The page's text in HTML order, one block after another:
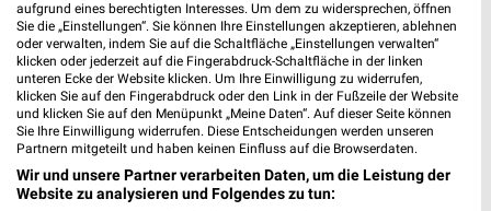
Sport 2000 Prospekte, Angebote & Aktionen
SportScheck Prospekte, Angebote & Aktionen
für Hamburg
aufgrund eines berechtigten Interesses. Um dem zu widersprechen, öffnen
Sie die „Einstellungen“. Sie können Ihre Einstellungen akzeptieren, ablehnen
oder verwalten, indem Sie auf die Schaltfläche „Einstellungen verwalten“
klicken oder jederzeit auf die Fingerabdruck-Schaltfläche in der linken
unteren Ecke der Website klicken. Um Ihre Einwilligung zu widerrufen,
klicken Sie auf den Fingerabdruck oder den Link in der Fußzeile der Website
und klicken Sie auf den Menüpunkt „Meine Daten“. Auf dieser Seite können
Sie Ihre Einwilligung widerrufen. Diese Entscheidungen werden unseren
Partnern mitgeteilt und haben keinen Einfluss auf die Browserdaten.
Wir und unsere Partner verarbeiten Daten, um die Leistung der
Website zu analysieren und Folgendes zu tun: